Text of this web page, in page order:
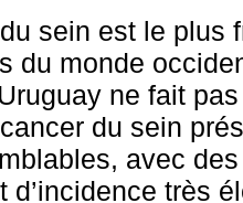
sein est le plus
du monde
ne fait
du sein
avec
d’incidence très